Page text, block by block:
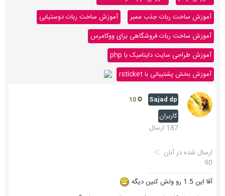
آموزش ساخت ربات جذب ممبر
آموزش ساخت ربات دوستیابی
آموزش ساخت ربات فروشگاهی برای ووکامرس
آموزش طراحی سایت داینامیک با php
آموزش بخش پشتیبانی با rsticket
Sajad dp
کاربران
187 ارسال
ارسال شده درآبان
90
آقا این 1.5 رو ولش کنین دیگه